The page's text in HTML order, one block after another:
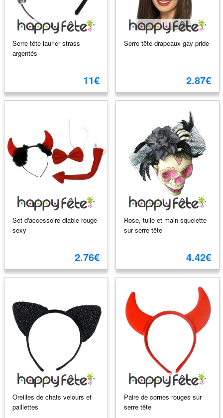
Serre tête laurier strass
argentés
11€
Serre tête drapeaux gay pride
2.87€
Set d'accessoire diable rouge
sexy
2.76€
Rose, tulle et main squelette
sur serre tête
4.42€
Oreilles de chats velours et
paillettes
Paire de cornes rouges sur
serre tête